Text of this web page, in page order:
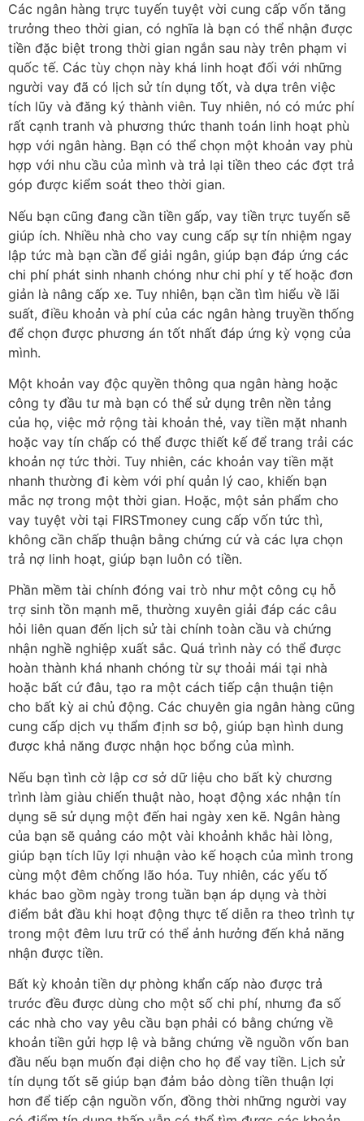
Các ngân hàng trực tuyến tuyệt vời cung cấp vốn tăng
trưởng theo thời gian, có nghĩa là bạn có thể nhận được
tiền đặc biệt trong thời gian ngắn sau này trên phạm vi
quốc tế. Các tùy chọn này khá linh hoạt đối với những
người vay đã có lịch sử tín dụng tốt, và dựa trên việc
tích lũy và đăng ký thành viên. Tuy nhiên, nó có mức phí
rất cạnh tranh và phương thức thanh toán linh hoạt phù
hợp với ngân hàng. Bạn có thể chọn một khoản vay phù
hợp với nhu cầu của mình và trả lại tiền theo các đợt trả
góp được kiểm soát theo thời gian.
Nếu bạn cũng đang cần tiền gấp, vay tiền trực tuyến sẽ
giúp ích. Nhiều nhà cho vay cung cấp sự tín nhiệm ngay
lập tức mà bạn cần để giải ngân, giúp bạn đáp ứng các
chi phí phát sinh nhanh chóng như chi phí y tế hoặc đơn
giản là nâng cấp xe. Tuy nhiên, bạn cần tìm hiểu về lãi
suất, điều khoản và phí của các ngân hàng truyền thống
để chọn được phương án tốt nhất đáp ứng kỳ vọng của
mình.
Một khoản vay độc quyền thông qua ngân hàng hoặc
công ty đầu tư mà bạn có thể sử dụng trên nền tảng
của họ, việc mở rộng tài khoản thẻ, vay tiền mặt nhanh
hoặc vay tín chấp có thể được thiết kế để trang trải các
khoản nợ tức thời. Tuy nhiên, các khoản vay tiền mặt
nhanh thường đi kèm với phí quản lý cao, khiến bạn
mắc nợ trong một thời gian. Hoặc, một sản phẩm cho
vay tuyệt vời tại FIRSTmoney cung cấp vốn tức thì,
không cần chấp thuận bằng chứng cứ và các lựa chọn
trả nợ linh hoạt, giúp bạn luôn có tiền.
Phần mềm tài chính đóng vai trò như một công cụ hỗ
trợ sinh tồn mạnh mẽ, thường xuyên giải đáp các câu
hỏi liên quan đến lịch sử tài chính toàn cầu và chứng
nhận nghề nghiệp xuất sắc. Quá trình này có thể được
hoàn thành khá nhanh chóng từ sự thoải mái tại nhà
hoặc bất cứ đâu, tạo ra một cách tiếp cận thuận tiện
cho bất kỳ ai chủ động. Các chuyên gia ngân hàng cũng
cung cấp dịch vụ thẩm định sơ bộ, giúp bạn hình dung
được khả năng được nhận học bổng của mình.
Nếu bạn tình cờ lập cơ sở dữ liệu cho bất kỳ chương
trình làm giàu chiến thuật nào, hoạt động xác nhận tín
dụng sẽ sử dụng một đến hai ngày xen kẽ. Ngân hàng
của bạn sẽ quảng cáo một vài khoảnh khắc hài lòng,
giúp bạn tích lũy lợi nhuận vào kế hoạch của mình trong
cùng một đêm chống lão hóa. Tuy nhiên, các yếu tố
khác bao gồm ngày trong tuần bạn áp dụng và thời
điểm bắt đầu khi hoạt động thực tế diễn ra theo trình tự
trong một đêm lưu trữ có thể ảnh hưởng đến khả năng
nhận được tiền.
Bất kỳ khoản tiền dự phòng khẩn cấp nào được trả
trước đều được dùng cho một số chi phí, nhưng đa số
các nhà cho vay yêu cầu bạn phải có bằng chứng về
khoản tiền gửi hợp lệ và bằng chứng về nguồn vốn ban
đầu nếu bạn muốn đại diện cho họ để vay tiền. Lịch sử
tín dụng tốt sẽ giúp bạn đảm bảo dòng tiền thuận lợi
hơn để tiếp cận nguồn vốn, đồng thời những người vay